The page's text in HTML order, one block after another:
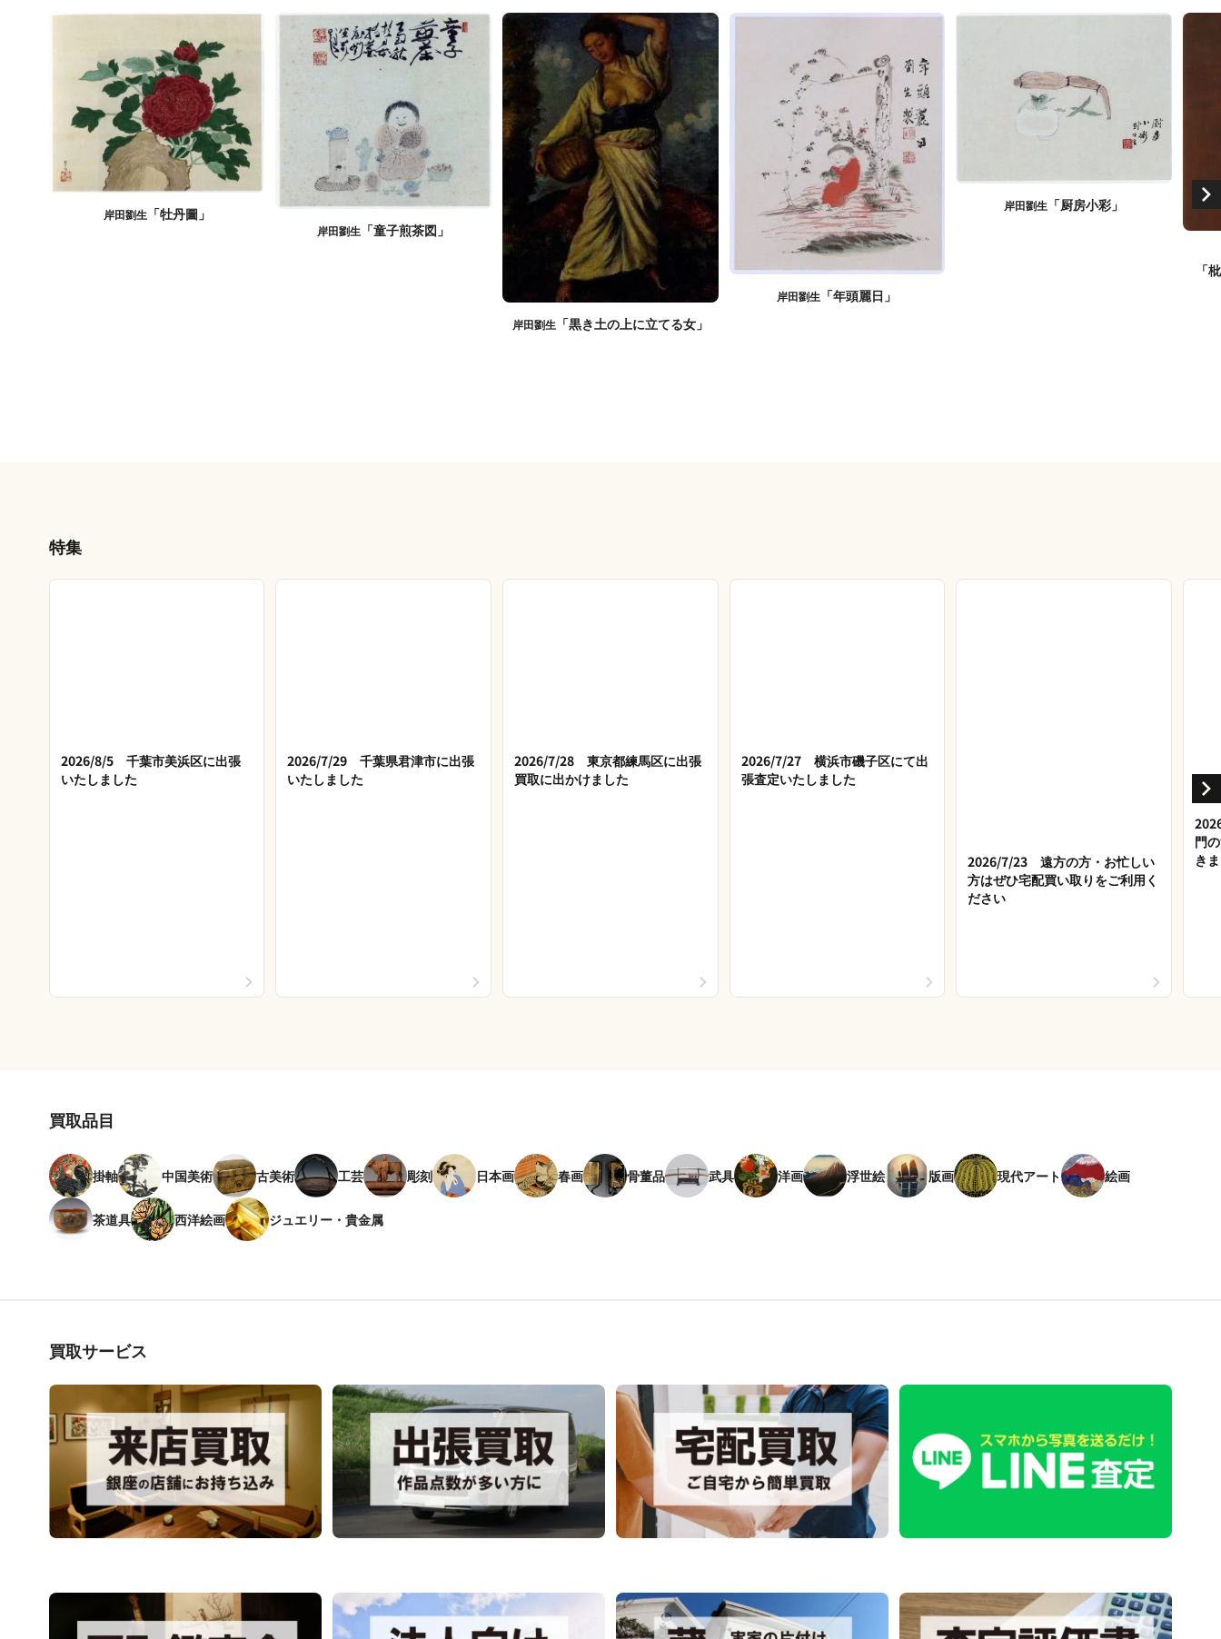
岸田劉生「牡丹圖」
岸田劉生 「童子煎茶図」
岸田劉生「黒き土の上に立てる女」
岸田劉生 「年頭麗日」
岸田劉生「厨房小彩」
「
特集
2026/8/5 千葉市美浜区に出張
いたしました
2026/7/29 千葉県君津市に出張
いたしました
2026/7/28 東京都練馬区に出張
買取に出かけました
2026/7/27 横浜市磯子区にて出
張査定いたしました
2026/7/23 遠方の方・お忙しい
方はぜひ宅配買い取りをご利用く
ださい
門
き
買取品目
掛軸 中国美術 古美術 工芸 彫刻 日本画 春画 骨董品 武具 洋画 浮世絵 版画 現代アート 絵画
茶道具 西洋絵画 ジュエリー・貴金属
買取サービス